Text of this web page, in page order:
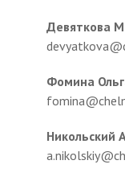
Девяткова
Фомина
Никольский